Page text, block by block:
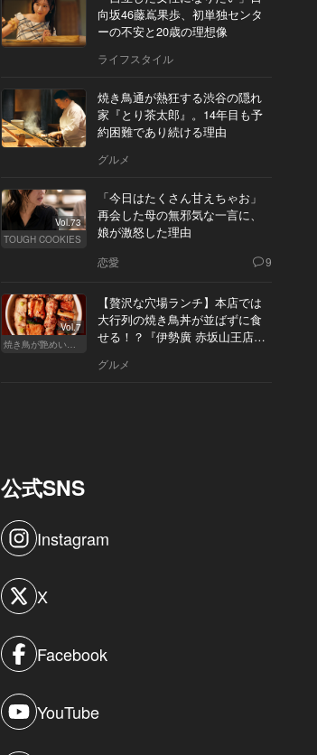
向坂46藤嶌果歩、初単独センタ
ーの不安と20歳の理想像
ライフスタイル
焼き鳥通が熱狂する渋谷の隠れ
家『とり茶太郎』。14年目も予
約困難であり続ける理由
グルメ
Vol.73
TOUGH COOKIES
「今日はたくさん甘えちゃお」
再会した母の無邪気な一言に、
娘が激怒した理由
恋愛 9
Vol.7
焼き鳥が艶めいてきた
【贅沢な穴場ランチ】本店では
大行列の焼き鳥丼が並ばずに食
せる！？『伊勢廣 赤坂山王店』
グルメ
公式SNS
Instagram
X
Facebook
YouTube